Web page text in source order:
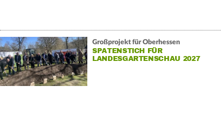
Großprojekt für Oberhessen
SPATENSTICH FÜR
LANDESGARTENSCHAU 2027